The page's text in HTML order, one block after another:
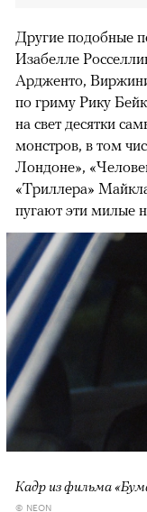
Другие подобные
Изабелле
Ардженто,
по гриму Рику
на свет десятки
монстров, в том
Лондоне»,
«Триллера»
пугают эти милые
Кадр из фильма
© NEON